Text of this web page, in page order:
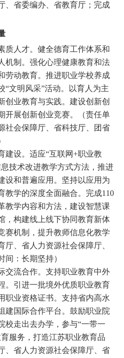
、省委编办、省教育厅；完成
质人才。健全德育工作体系和
机制。强化心理健康教育和法
劳动教育。推进职业学校养成
“文明风采”活动。以育人为主
创业教育与实践。建设创新创
开展创新创业竞赛。（责任单
社会保障厅、省科技厅、团省
建设。适应“互联网+职业教
技术改进教学方式方法，推进
设和普遍应用。坚持以应用为
教学的深度全面融合。完成110
教学内容和方法，建设智慧课
，构建线上线下协同教育新体
赛机制，提升教师信息化教学
厅、省人力资源社会保障厅、
间：长期坚持）
交流合作。支持职业教育中外
。引进一批境外优质职业教育
职业资格证书。支持省内高水
建国际合作平台。鼓励职业院
校走出去办学，参与“一带一
服务，打造江苏职业教育品
、省人力资源社会保障厅、省